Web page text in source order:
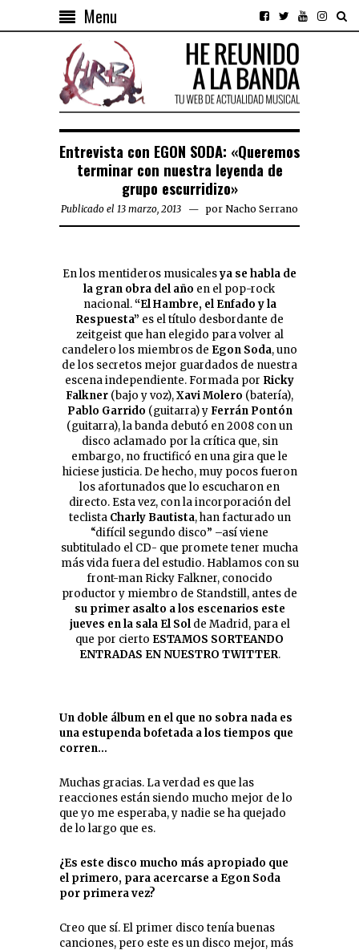
Menu
Entrevista con EGON SODA: «Queremos
terminar con nuestra leyenda de
grupo escurridizo»
Publicado el 13 marzo, 2013 por Nacho Serrano
En los mentideros musicalesya se habla de
la gran obra del año en el pop-rock
nacional.“El Hambre, el Enfado y la
Respuesta” es el título desbordante de
zeitgeist que han elegido para volver al
candelero los miembros de Egon Soda, uno
de los secretos mejor guardados de nuestra
escena independiente. Formada por Ricky
Falkner (bajo y voz),Xavi Molero (batería),
Pablo Garrido (guitarra) y Ferrán Pontón
(guitarra), la banda debutó en 2008 con un
disco aclamado por la crítica que, sin
embargo, no fructificó en una gira que le
hiciese justicia. De hecho, muy pocos fueron
los afortunados que lo escucharon en
directo. Esta vez, con la incorporación del
teclista Charly Bautista, han facturado un
“difícil segundo disco” –así viene
subtitulado el CD- que promete tener mucha
más vida fuera del estudio. Hablamos con su
front-man Ricky Falkner, conocido
productor y miembro de Standstill, antes de
su primer asalto a los escenarios este
jueves en la sala El Solde Madrid, para el
que por cierto ESTAMOS SORTEANDO
ENTRADAS EN NUESTRO TWITTER.
Un doble álbum en el que no sobra nada es
una estupenda bofetada a los tiempos que
corren…
Muchas gracias. La verdad es que las
reacciones están siendo mucho mejor de lo
que yo me esperaba, y nadie se ha quejado
de lo largo que es.
¿Es este disco mucho más apropiado que
el primero, para acercarse a Egon Soda
por primera vez?
Creo que sí. El primer disco tenía buenas
canciones, pero este es un disco mejor, más